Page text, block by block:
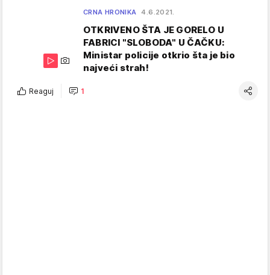
CRNA HRONIKA 4.6.2021.
OTKRIVENO ŠTA JE GORELO U
FABRICI "SLOBODA" U ČAČKU:
Ministar policije otkrio šta je bio
najveći strah!
Reaguj 1